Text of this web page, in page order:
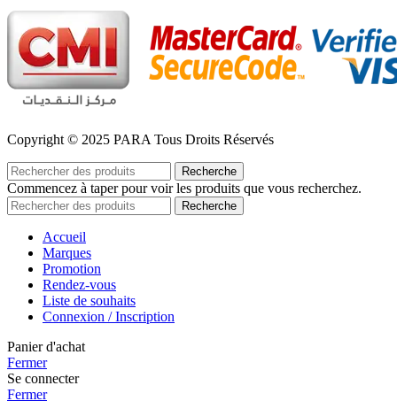
Copyright © 2025 PARA Tous Droits Réservés
Recherche
Commencez à taper pour voir les produits que vous recherchez.
Recherche
Accueil
Marques
Promotion
Rendez-vous
Liste de souhaits
Connexion / Inscription
Panier d'achat
Fermer
Se connecter
Fermer